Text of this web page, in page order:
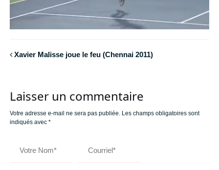
Xavier Malisse joue le feu (Chennai 2011)
Laisser un commentaire
Votre adresse e-mail ne sera pas publiée. Les champs obligatoires sont
indiqués avec *